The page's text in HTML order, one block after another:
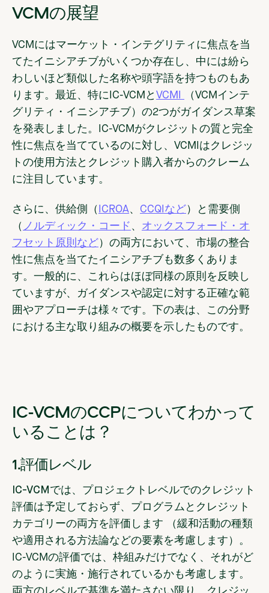
VCMの展望
VCMにはマーケット・インテグリティに焦点を当
てたイニシアチブがいくつか存在し、中には紛ら
わしいほど類似した名称や頭字語を持つものもあ
ります。最近、特にIC-VCMと VCMI
（VCMインテ
グリティ・イニシアチブ）の2つがガイダンス草案
を発表しました。IC-VCMがクレジットの質と完全
性に焦点を当てているのに対し、VCMIはクレジッ
トの使用方法とクレジット購入者からのクレーム
に注目しています。
さらに、供給側（ ICROA、 CCQIなど ）と需要側
（ ノルディック・コード 、 オックスフォード・オ
フセット原則など ）の両方において、市場の整合
性に焦点を当てたイニシアチブも数多くありま
す。一般的に、これらはほぼ同様の原則を反映し
ていますが、ガイダンスや認定に対する正確な範
囲やアプローチは様々です。下の表は、この分野
における主な取り組みの概要を示したものです。
IC-VCMのCCPについてわかって
いることは？
1.評価レベル
IC-VCMでは、プロジェクトレベルでのクレジット
評価は予定しておらず、プログラムとクレジット
カテゴリーの両方を評価します
（緩和活動の種類
や適用される方法論などの要素を考慮します）。
IC-VCMの評価では、枠組みだけでなく、それがど
のように実施・施行されているかも考慮します。